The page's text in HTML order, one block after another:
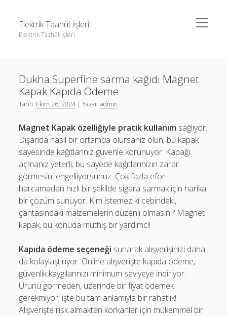
Elektrik Taahüt İşleri
Elektrik Taahüt İşleri
menüyü
aç
Liste
Sayfa Listesi
Ücretsiz Instagram Bayan Takipçi Hilesi
Instagram Gizli Story İzleme
Sayfa Listesi
Tiktok Takipçi Hilesi Şifresiz
Ücretsiz Instagram Bayan Takipçi Hilesi
Dukha Superfine sarma kağıdı Magnet
Kapak Kapıda Ödeme
Tarih: Ekim 26, 2024| Yazar:admin
Magnet Kapak özelliğiyle pratik kullanım sağlıyor.
Dışarıda nasıl bir ortamda olursanız olun, bu kapak
sayesinde kağıtlarınız güvenle korunuyor. Kapağı
açmanız yeterli; bu sayede kağıtlarınızın zarar
görmesini engelliyorsunuz. Çok fazla efor
harcamadan hızlı bir şekilde sigara sarmak için harika
bir çözüm sunuyor. Kim istemez ki cebindeki,
çantasındaki malzemelerin düzenli olmasını? Magnet
kapak, bu konuda müthiş bir yardımcı!
Kapıda ödeme seçeneği sunarak alışverişinizi daha
da kolaylaştırıyor. Online alışverişte kapıda ödeme,
güvenlik kaygılarınızı minimum seviyeye indiriyor.
Ürünü görmeden, üzerinde bir fiyat ödemek
gerekmiyor; işte bu tam anlamıyla bir rahatlık!
Alışverişte risk almaktan korkanlar için mükemmel bir